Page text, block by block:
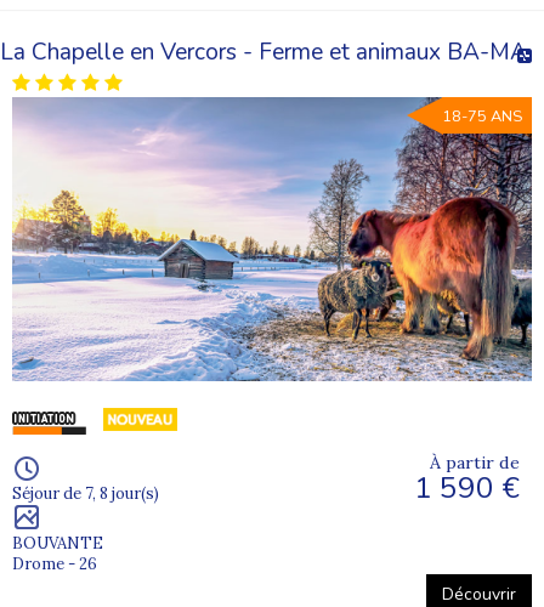
La Chapelle en Vercors - Ferme et animaux BA-MA
18-75 ANS
Séjour de 7, 8 jour(s)
BOUVANTE
Drome - 26
À partir de
1 590 €
Découvrir